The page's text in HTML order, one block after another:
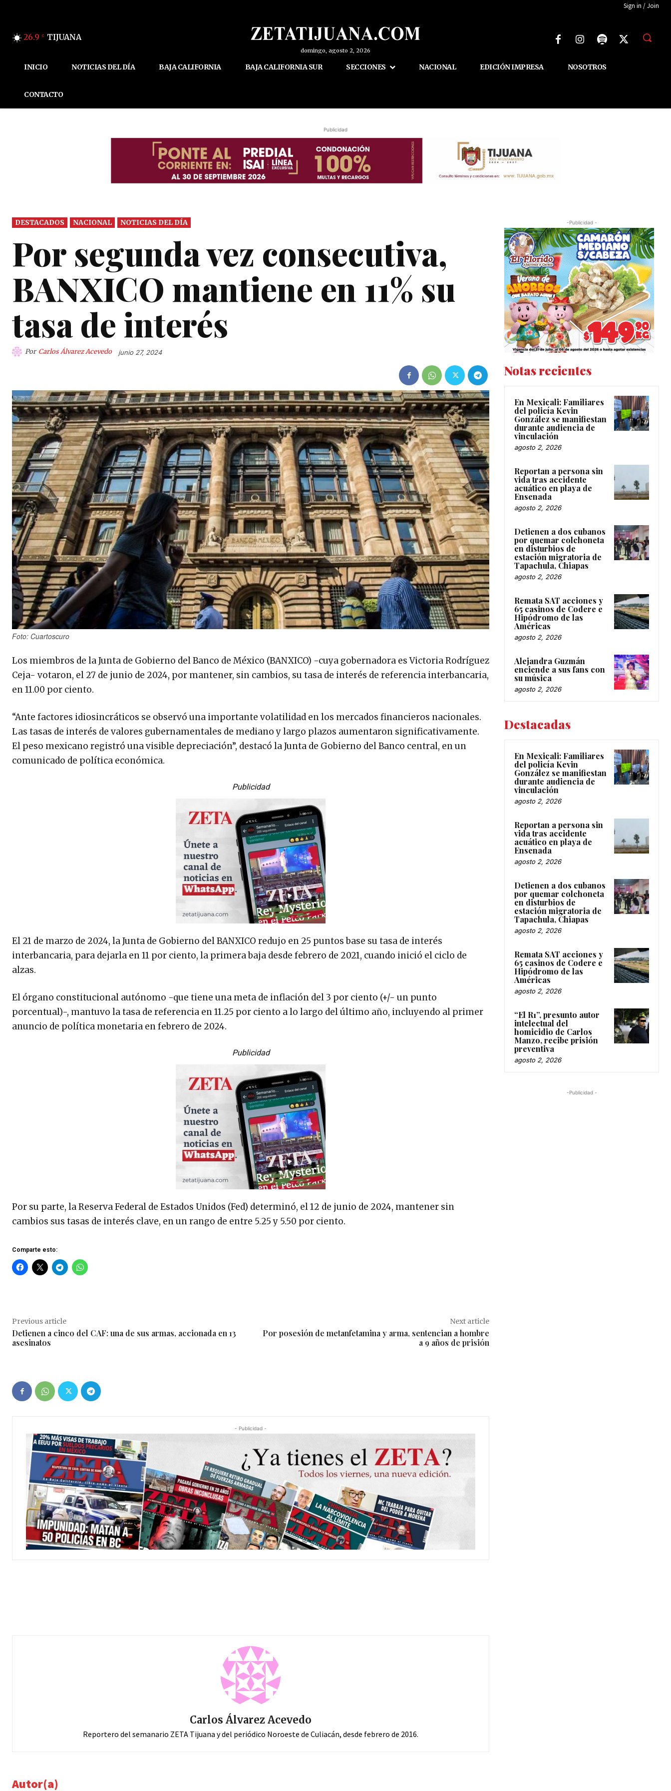
Sign in / Join
26.9 C TIJUANA
domingo, agosto 2, 2026
INICIO NOTICIAS DEL DÍA BAJA CALIFORNIA BAJA CALIFORNIA SUR SECCIONES NACIONAL EDICIÓN IMPRESA NOSOTROS
CONTACTO
Publicidad
DESTACADOS NACIONAL NOTICIAS DEL DÍA
Por segunda vez consecutiva,
BANXICO mantiene en 11% su
tasa de interés
Por Carlos Álvarez Acevedo junio 27, 2024
Foto: Cuartoscuro
Los miembros de la Junta de Gobierno del Banco de México (BANXICO) -cuya gobernadora es Victoria Rodríguez
Ceja- votaron, el 27 de junio de 2024, por mantener, sin cambios, su tasa de interés de referencia interbancaria,
en 11.00 por ciento.
“Ante factores idiosincráticos se observó una importante volatilidad en los mercados financieros nacionales.
Las tasas de interés de valores gubernamentales de mediano y largo plazos aumentaron significativamente.
El peso mexicano registró una visible depreciación”, destacó la Junta de Gobierno del Banco central, en un
comunicado de política económica.
Publicidad
El 21 de marzo de 2024, la Junta de Gobierno del BANXICO redujo en 25 puntos base su tasa de interés
interbancaria, para dejarla en 11 por ciento, la primera baja desde febrero de 2021, cuando inició el ciclo de
alzas.
El órgano constitucional autónomo -que tiene una meta de inflación del 3 por ciento (+/- un punto
porcentual)-, mantuvo la tasa de referencia en 11.25 por ciento a lo largo del último año, incluyendo al primer
anuncio de política monetaria en febrero de 2024.
Publicidad
Por su parte, la Reserva Federal de Estados Unidos (Fed) determinó, el 12 de junio de 2024, mantener sin
cambios sus tasas de interés clave, en un rango de entre 5.25 y 5.50 por ciento.
Comparte esto:
Previous article
Detienen a cinco del CAF: una de sus armas, accionada en 13
asesinatos
Next article
Por posesión de metanfetamina y arma, sentencian a hombre
a 9 años de prisión
- Publicidad -
Carlos Álvarez Acevedo
Reportero del semanario ZETA Tijuana y del periódico Noroeste de Culiacán, desde febrero de 2016.
Autor(a)
-Publicidad -
Notas recientes
En Mexicali: Familiares
del policía Kevin
González se manifiestan
durante audiencia de
vinculación
agosto 2, 2026
Reportan a persona sin
vida tras accidente
acuático en playa de
Ensenada
agosto 2, 2026
Detienen a dos cubanos
por quemar colchoneta
en disturbios de
estación migratoria de
Tapachula, Chiapas
agosto 2, 2026
Remata SAT acciones y
65 casinos de Codere e
Hipódromo de las
Américas
agosto 2, 2026
Alejandra Guzmán
enciende a sus fans con
su música
agosto 2, 2026
Destacadas
En Mexicali: Familiares
del policía Kevin
González se manifiestan
durante audiencia de
vinculación
agosto 2, 2026
Reportan a persona sin
vida tras accidente
acuático en playa de
Ensenada
agosto 2, 2026
Detienen a dos cubanos
por quemar colchoneta
en disturbios de
estación migratoria de
Tapachula, Chiapas
agosto 2, 2026
Remata SAT acciones y
65 casinos de Codere e
Hipódromo de las
Américas
agosto 2, 2026
“El R1”, presunto autor
intelectual del
homicidio de Carlos
Manzo, recibe prisión
preventiva
agosto 2, 2026
-Publicidad -